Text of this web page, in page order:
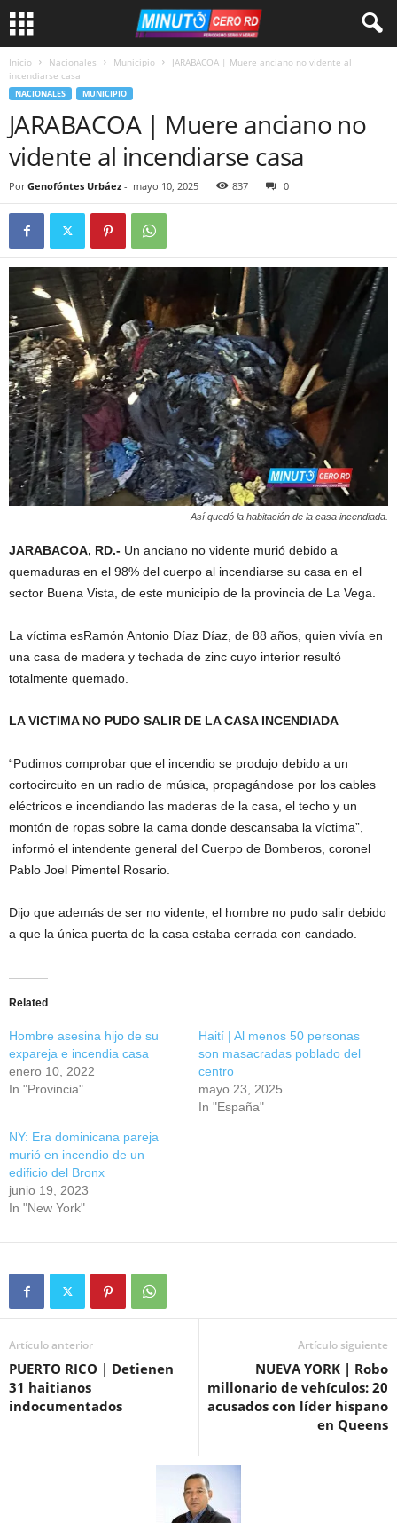
Inicio Nacionales Municipio
JARABACOA | Muere anciano no vidente al
incendiarse casa
NACIONALES MUNICIPIO
JARABACOA | Muere anciano no
vidente al incendiarse casa
Por Genofóntes Urbáez - mayo 10, 2025 837 0
Así quedó la habitación de la casa incendiada.
JARABACOA, RD.- Un anciano no vidente murió debido a
quemaduras en el 98% del cuerpo al incendiarse su casa en el
sector Buena Vista, de este municipio de la provincia de La Vega.
La víctima esRamón Antonio Díaz Díaz, de 88 años, quien vivía en
una casa de madera y techada de zinc cuyo interior resultó
totalmente quemado.
LA VICTIMA NO PUDO SALIR DE LA CASA INCENDIADA
“Pudimos comprobar que el incendio se produjo debido a un
cortocircuito en un radio de música, propagándose por los cables
eléctricos e incendiando las maderas de la casa, el techo y un
montón de ropas sobre la cama donde descansaba la víctima”,
informó el intendente general del Cuerpo de Bomberos, coronel
Pablo Joel Pimentel Rosario.
Dijo que además de ser no vidente, el hombre no pudo salir debido
a que la única puerta de la casa estaba cerrada con candado.
Related
Hombre asesina hijo de su
expareja e incendia casa
enero 10, 2022
In "Provincia"
Haití | Al menos 50 personas
son masacradas poblado del
centro
mayo 23, 2025
In "España"
NY: Era dominicana pareja
murió en incendio de un
edificio del Bronx
junio 19, 2023
In "New York"
Artículo anterior
PUERTO RICO | Detienen
31 haitianos
indocumentados
Artículo siguiente
NUEVA YORK | Robo
millonario de vehículos: 20
acusados con líder hispano
en Queens